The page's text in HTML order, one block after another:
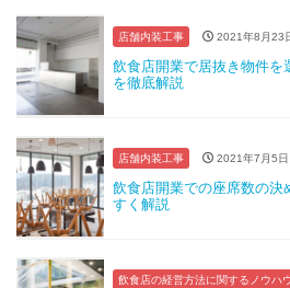
店舗内装工事 2021年8月23
飲食店開業で居抜き物件を
を徹底解説
店舗内装工事 2021年7月5日
飲食店開業での座席数の決
すく解説
飲食店の経営方法に関するノウハ